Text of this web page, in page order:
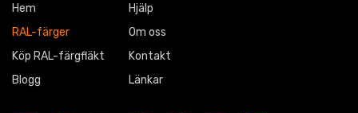
Hem
RAL-färger
Köp RAL-färgfläkt
Blogg
Hjälp
Om oss
Kontakt
Länkar